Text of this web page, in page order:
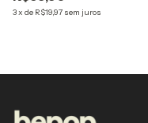
3x de R$19,97 sem juros